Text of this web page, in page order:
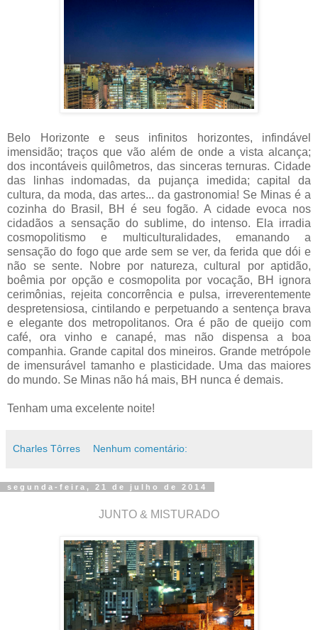
Belo Horizonte e seus infinitos horizontes, infindável
imensidão; traços que vão além de onde a vista alcança;
dos incontáveis quilômetros, das sinceras ternuras. Cidade
das linhas indomadas, da pujança imedida; capital da
cultura, da moda, das artes... da gastronomia! Se Minas é a
cozinha do Brasil, BH é seu fogão. A cidade evoca nos
cidadãos a sensação do sublime, do intenso. Ela irradia
cosmopolitismo e multiculturalidades, emanando a
sensação do fogo que arde sem se ver, da ferida que dói e
não se sente. Nobre por natureza, cultural por aptidão,
boêmia por opção e cosmopolita por vocação, BH ignora
cerimônias, rejeita concorrência e pulsa, irreverentemente
despretensiosa, cintilando e perpetuando a sentença brava
e elegante dos metropolitanos. Ora é pão de queijo com
café, ora vinho e canapé, mas não dispensa a boa
companhia. Grande capital dos mineiros. Grande metrópole
de imensurável tamanho e plasticidade. Uma das maiores
do mundo. Se Minas não há mais, BH nunca é demais.
Tenham uma excelente noite!
Charles Tôrres Nenhum comentário:
segunda-feira, 21 de julho de 2014
JUNTO & MISTURADO